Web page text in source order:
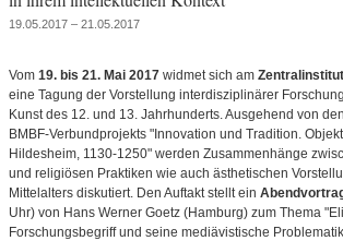
19.05.2017 – 21.05.2017
Vom 19. bis 21. Mai 2017 widmet sich am Zentralinstitut
eine Tagung der Vorstellung interdisziplinärer
Kunst des 12. und 13. Jahrhunderts. Ausgehend von
BMBF-Verbundprojekts "Innovation und Tradition.
Hildesheim, 1130-1250" werden Zusammenhänge
und religiösen Praktiken wie auch ästhetischen
Mittelalters diskutiert. Den Auftakt stellt ein
Uhr) von Hans Werner Goetz (Hamburg) zum Thema
Forschungsbegriff und seine mediävistische